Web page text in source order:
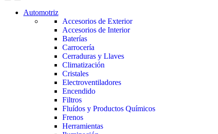
Automotriz
Accesorios de Exterior
Accesorios de Interior
Baterías
Carrocería
Cerraduras y Llaves
Climatización
Cristales
Electroventiladores
Encendido
Filtros
Fluídos y Productos Químicos
Frenos
Herramientas